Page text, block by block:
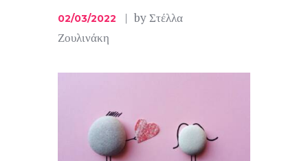
02/03/2022 byΣτέλλα
Ζουλινάκη